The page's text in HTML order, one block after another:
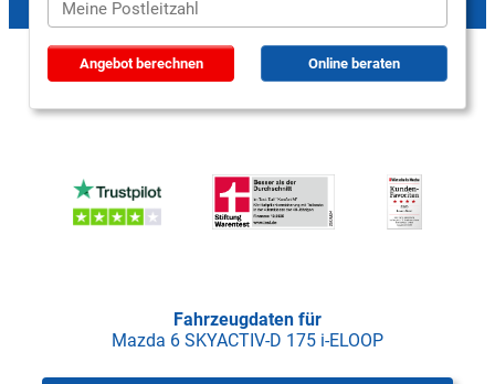
Angebot berechnen Online beraten
Fahrzeugdaten für
Mazda 6 SKYACTIV-D 175 i-ELOOP